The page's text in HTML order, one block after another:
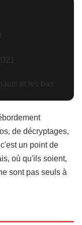
et les bas
de décryptages,
un point de
où qu'ils soient,
sont pas seuls à